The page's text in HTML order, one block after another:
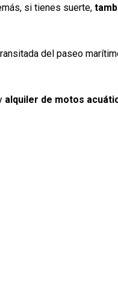
si tienes suerte,
del paseo
alquiler de motos